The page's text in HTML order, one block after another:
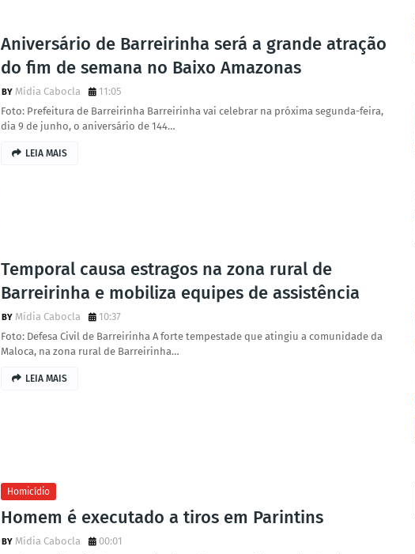
Aniversário de Barreirinha será a grande atração
do fim de semana no Baixo Amazonas
Mídia Cabocla
11:05
Foto: Prefeitura de Barreirinha Barreirinha vai celebrar na próxima segunda-feira,
dia 9 de junho, o aniversário de 144…
LEIA MAIS
Temporal causa estragos na zona rural de
Barreirinha e mobiliza equipes de assistência
Mídia Cabocla
10:37
Foto: Defesa Civil de Barreirinha A forte tempestade que atingiu a comunidade da
Maloca, na zona rural de Barreirinha…
LEIA MAIS
Homicídio
Homem é executado a tiros em Parintins
Mídia Cabocla
00:01